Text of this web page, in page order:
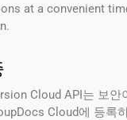
at a convenient
Cloud API는 보안
Cloud에 등록